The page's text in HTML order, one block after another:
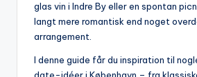
glas vin i Indre By eller en spontan
langt mere romantisk end noget
arrangement.
I denne guide får du inspiration til